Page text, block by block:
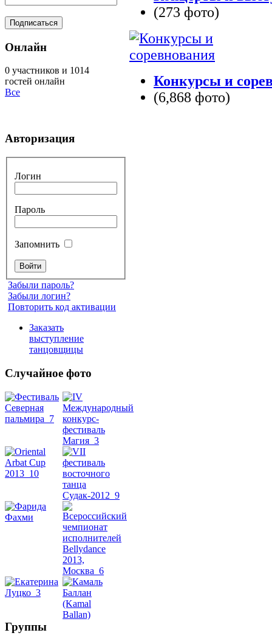
(273 фото)
Конкурсы и
(6,868 фото)
Онлайн
0 участников и 1014
гостей онлайн
Все
Авторизация
Логин
Пароль
Запомнить
Забыли пароль?
Забыли логин?
Повторить код активации
Заказать
выступление
танцовщицы
Случайное фото
Танец
уроки
видео
Группы